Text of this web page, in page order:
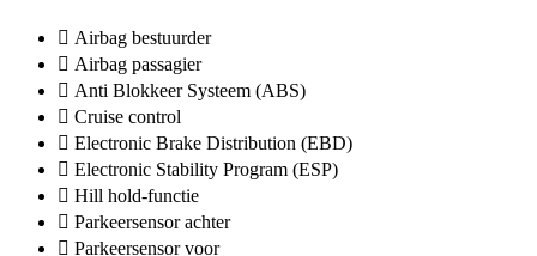
Airbag bestuurder
Airbag passagier
Anti Blokkeer Systeem (ABS)
Cruise control
Electronic Brake Distribution (EBD)
Electronic Stability Program (ESP)
Hill hold-functie
Parkeersensor achter
Parkeersensor voor